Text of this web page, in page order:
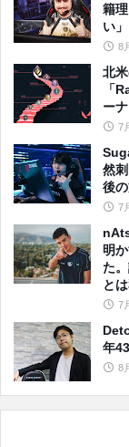
籍
い」
8
北
「
ー
7
然
後
7
明
た
と
7
年
8